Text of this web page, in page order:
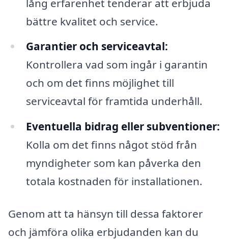
bättre kvalitet och service.
Garantier och serviceavtal:
Kontrollera vad som ingår i garantin
och om det finns möjlighet till
serviceavtal för framtida underhåll.
Eventuella bidrag eller subventioner:
Kolla om det finns något stöd från
myndigheter som kan påverka den
totala kostnaden för installationen.
Genom att ta hänsyn till dessa faktorer
och jämföra olika erbjudanden kan du